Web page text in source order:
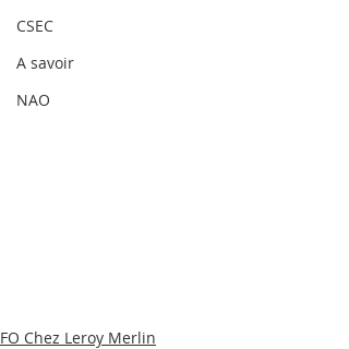
CSEC
A savoir
NAO
FO Chez Leroy Merlin